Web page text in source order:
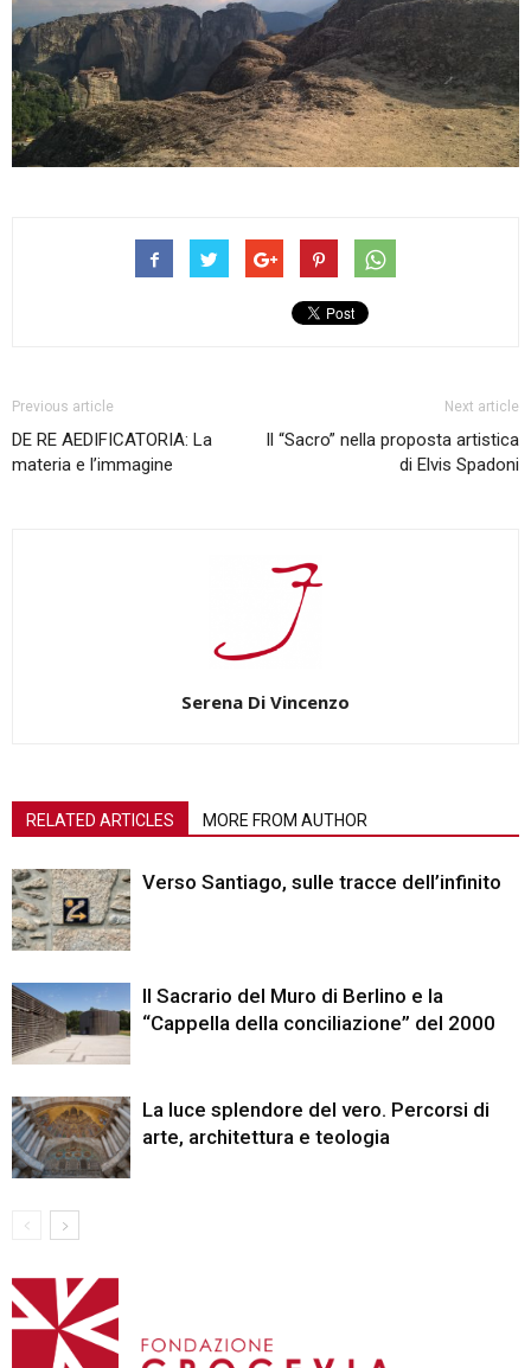
Previous article
DE RE AEDIFICATORIA: La
materia e l’immagine
Next article
Il “Sacro” nella proposta artistica
di Elvis Spadoni
Serena Di Vincenzo
RELATED ARTICLES MORE FROM AUTHOR
Verso Santiago, sulle tracce dell’infinito
Il Sacrario del Muro di Berlino e la
“Cappella della conciliazione” del 2000
La luce splendore del vero. Percorsi di
arte, architettura e teologia